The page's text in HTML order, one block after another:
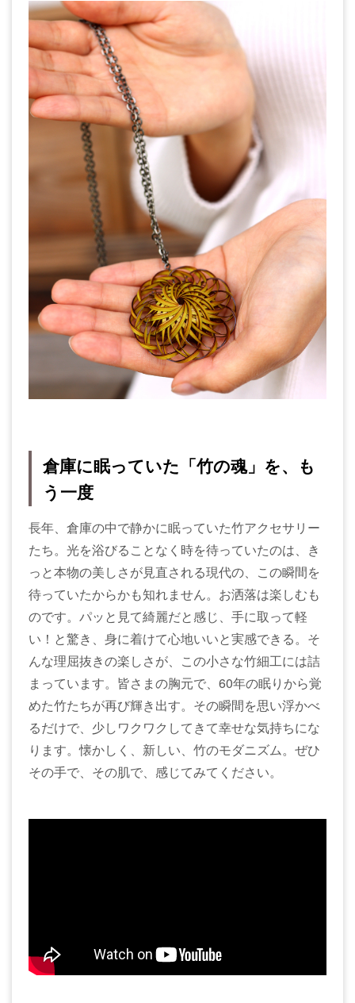
倉庫に眠っていた「竹の魂」を、も
う一度
長年、倉庫の中で静かに眠っていた竹アクセサリー
たち。光を浴びることなく時を待っていたのは、き
っと本物の美しさが見直される現代の、この瞬間を
待っていたからかも知れません。お洒落は楽しむも
のです。パッと見て綺麗だと感じ、手に取って軽
い！と驚き、身に着けて心地いいと実感できる。そ
んな理屈抜きの楽しさが、この小さな竹細工には詰
まっています。皆さまの胸元で、60年の眠りから覚
めた竹たちが再び輝き出す。その瞬間を思い浮かべ
るだけで、少しワクワクしてきて幸せな気持ちにな
ります。懐かしく、新しい、竹のモダニズム。ぜひ
その手で、その肌で、感じてみてください。